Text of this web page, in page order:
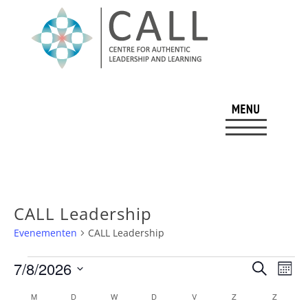
CALL Leadership
Evenementen CALL Leadership
Evenementen
Zoeken
Zoeken
7/8/2026
Kalender
MMAANDAGD DINSDAGW WOENSDAG
DDONDERDAG
VVRIJDAG Z ZATERDAG
Z